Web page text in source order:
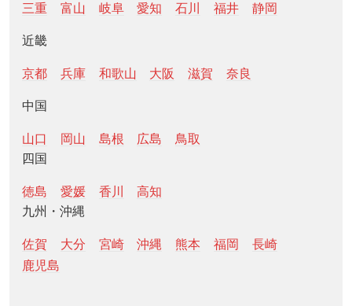
三重 富山 岐阜 愛知 石川 福井 静岡
近畿
京都 兵庫 和歌山 大阪 滋賀 奈良
中国
山口 岡山 島根 広島
鳥取
四国
徳島 愛媛 香川
高知
九州・沖縄
佐賀 大分 宮崎 沖縄 熊本 福岡
長崎
鹿児島